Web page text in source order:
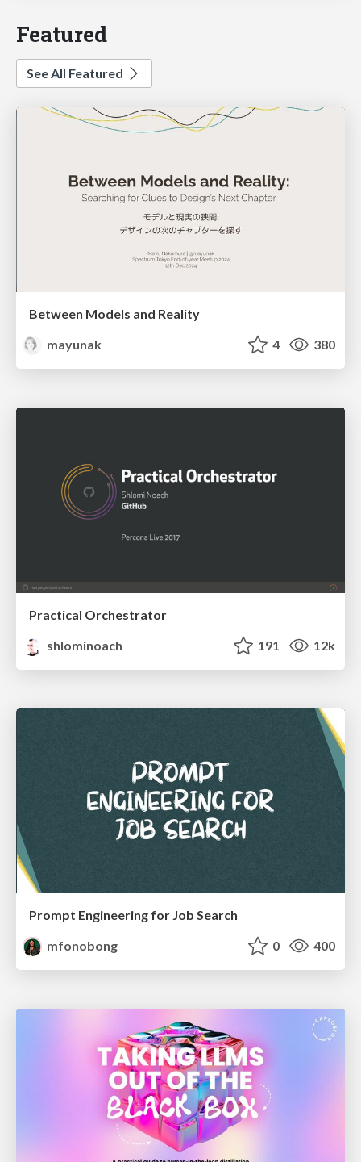
Featured
See All Featured
Between Models and Reality
mayunak
4 380
Practical Orchestrator
shlominoach
191 12k
Prompt Engineering for Job Search
mfonobong
0 400